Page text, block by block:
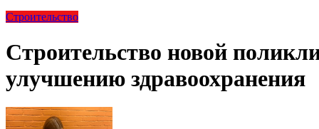
Строительство
Строительство новой
улучшению здравоохранения